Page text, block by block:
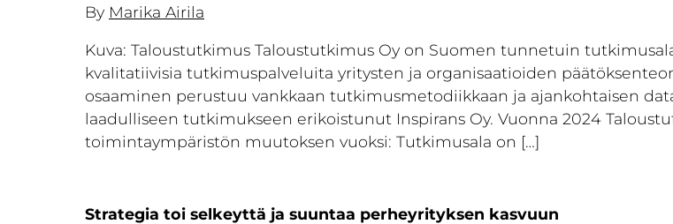
By Marika Airila
Kuva: Taloustutkimus Taloustutkimus Oy on Suomen tunnetuin
kvalitatiivisia tutkimuspalveluita yritysten ja organisaatioiden
osaaminen perustuu vankkaan tutkimusmetodiikkaan ja ajankohtaisen
laadulliseen tutkimukseen erikoistunut Inspirans Oy. Vuonna 2024
toimintaympäristön muutoksen vuoksi: Tutkimusala on […]
Strategia toi selkeyttä ja suuntaa perheyrityksen kasvuun